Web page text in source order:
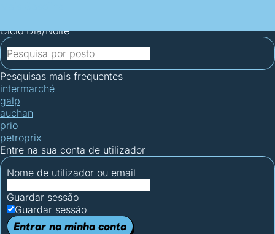
Ciclo Dia/Noite
Pesquisas mais frequentes
intermarché
galp
auchan
prio
petroprix
Entre na sua conta de utilizador
Nome de utilizador ou email
Guardar sessão
Guardar sessão
Entrar na minha conta